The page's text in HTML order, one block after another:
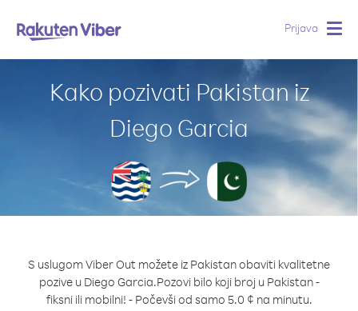
Prijava
Kako pozivati Pakistan iz
Diego Garcia
S uslugom Viber Out možete iz Pakistan obaviti kvalitetne
pozive u Diego Garcia.Pozovi bilo koji broj u Pakistan -
fiksni ili mobilni! - Počevši od samo 5.0 ¢ na minutu.